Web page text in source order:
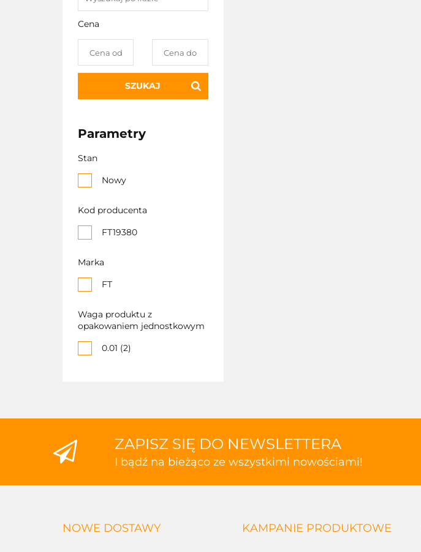
Cena
SZUKAJ
Parametry
Stan
Nowy
Kod producenta
FT19380
Marka
FT
Waga produktu z
opakowaniem jednostkowym
0.01 (2)
ZAPISZ SIĘ DO NEWSLETTERA
I bądź na bieżąco ze wszystkimi nowościami!
NOWE DOSTAWY KAMPANIE PRODUKTOWE